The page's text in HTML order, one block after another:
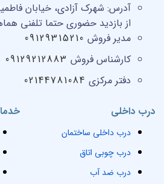
درب داخلی
درب داخلی ساختمان
درب چوبی اتاق
درب ضد آب
آدرس: شهرک آزادی، خیابان
از بازدید حضوری حتما تلفنی
مدیر فروش 09129315210
کارشناس فروش 09129212883
دفتر مرکزی 02144781084